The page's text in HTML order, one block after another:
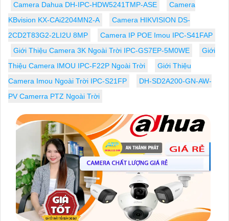
Camera Dahua DH-IPC-HDW5241TMP-ASE
Camera
KBvision KX-CAi2204MN2-A
Camera HIKVISION DS-
2CD2T83G2-2LI2U 8MP
Camera IP POE Imou IPC-S41FAP
Giới Thiệu Camera 3K Ngoài Trời IPC-GS7EP-5M0WE
Giới
Thiệu Camera IMOU IPC-F22P Ngoài Trời
Giới Thiệu
Camera Imou Ngoài Trời IPC-S21FP
DH-SD2A200-GN-AW-
PV Camerra PTZ Ngoài Trời